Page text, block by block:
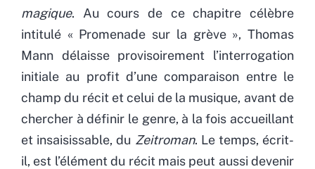
magique. Au cours de ce chapitre célèbre
intitulé « Promenade sur la grève », Thomas
Mann délaisse provisoirement l’interrogation
initiale au profit d’une comparaison entre le
champ du récit et celui de la musique, avant de
chercher à définir le genre, à la fois accueillant
et insaisissable, du Zeitroman. Le temps, écrit-
il, est l’élément du récit mais peut aussi devenir